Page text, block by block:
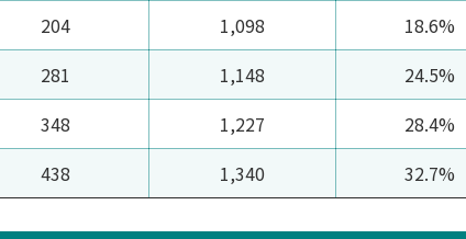
204 1,098
18.6%
281 1,148
24.5%
348 1,227
28.4%
438 1,340 32.7%